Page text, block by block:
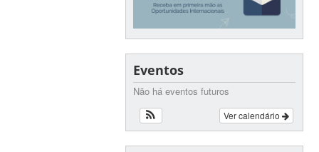
Eventos
Não há eventos futuros
Ver calendário